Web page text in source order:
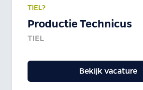
TIEL?
Productie Technicus
TIEL
Bekijk vacature